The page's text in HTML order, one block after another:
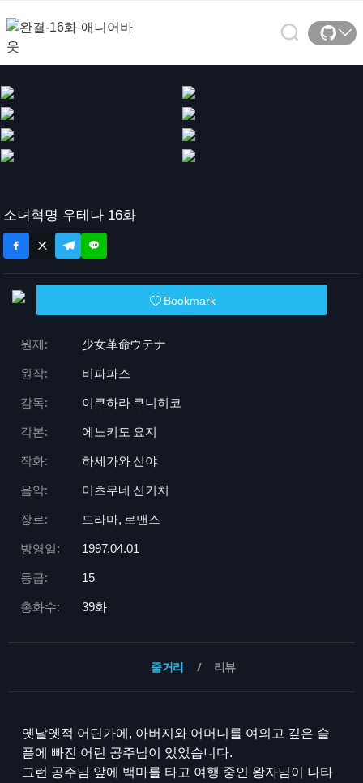
소녀혁명 우테나 16화
Bookmark
원제: 少女革命ウテナ
원작: 비파파스
감독: 이쿠하라 쿠니히코
각본: 에노키도 요지
작화: 하세가와 신야
음악: 미츠무네 신키치
장르: 드라마, 로맨스
방영일: 1997.04.01
등급: 15
총화수: 39화
줄거리 리뷰
옛날옛적 어딘가에, 아버지와 어머니를 여의고 깊은 슬
픔에 빠진 어린 공주님이 있었습니다.
그런 공주님 앞에 백마를 타고 여행 중인 왕자님이 나타